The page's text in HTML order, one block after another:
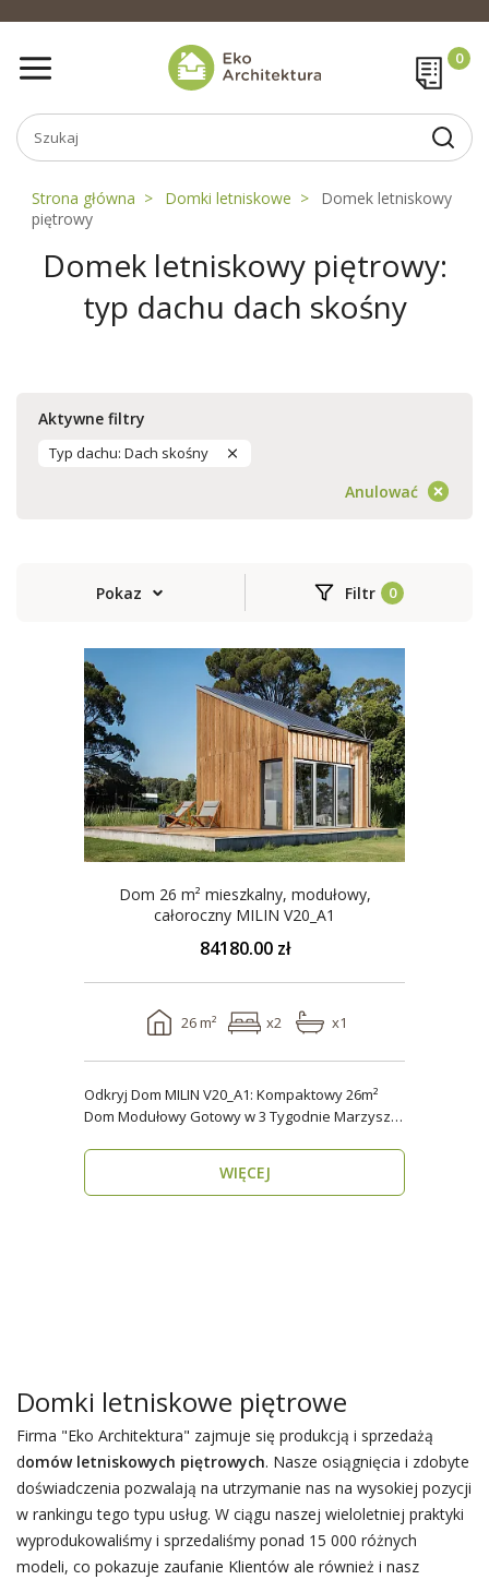
Strona główna Domki letniskowe
Domek letniskowy
piętrowy
Domek letniskowy piętrowy:
typ dachu dach skośny
Aktywne filtry
Typ dachu: Dach skośny
Anulować
Pokaz Filtr
Dom 26 m² mieszkalny, modułowy,
całoroczny MILIN V20_A1
84180.00 zł
26 m² x2 x1
Odkryj Dom MILIN V20_A1: Kompaktowy 26m²
Dom Modułowy Gotowy w 3 Tygodnie Marzysz o
WIĘCEJ
Domki letniskowe piętrowe
Firma "Eko Architektura" zajmuje się produkcją i sprzedażą
domów letniskowych piętrowych. Nasze osiągnięcia i zdobyte
doświadczenia pozwalają na utrzymanie nas na wysokiej pozycji
w rankingu tego typu usług. W ciągu naszej wieloletniej praktyki
wyprodukowaliśmy i sprzedaliśmy ponad 15 000 różnych
modeli, co pokazuje zaufanie Klientów ale również i nasz